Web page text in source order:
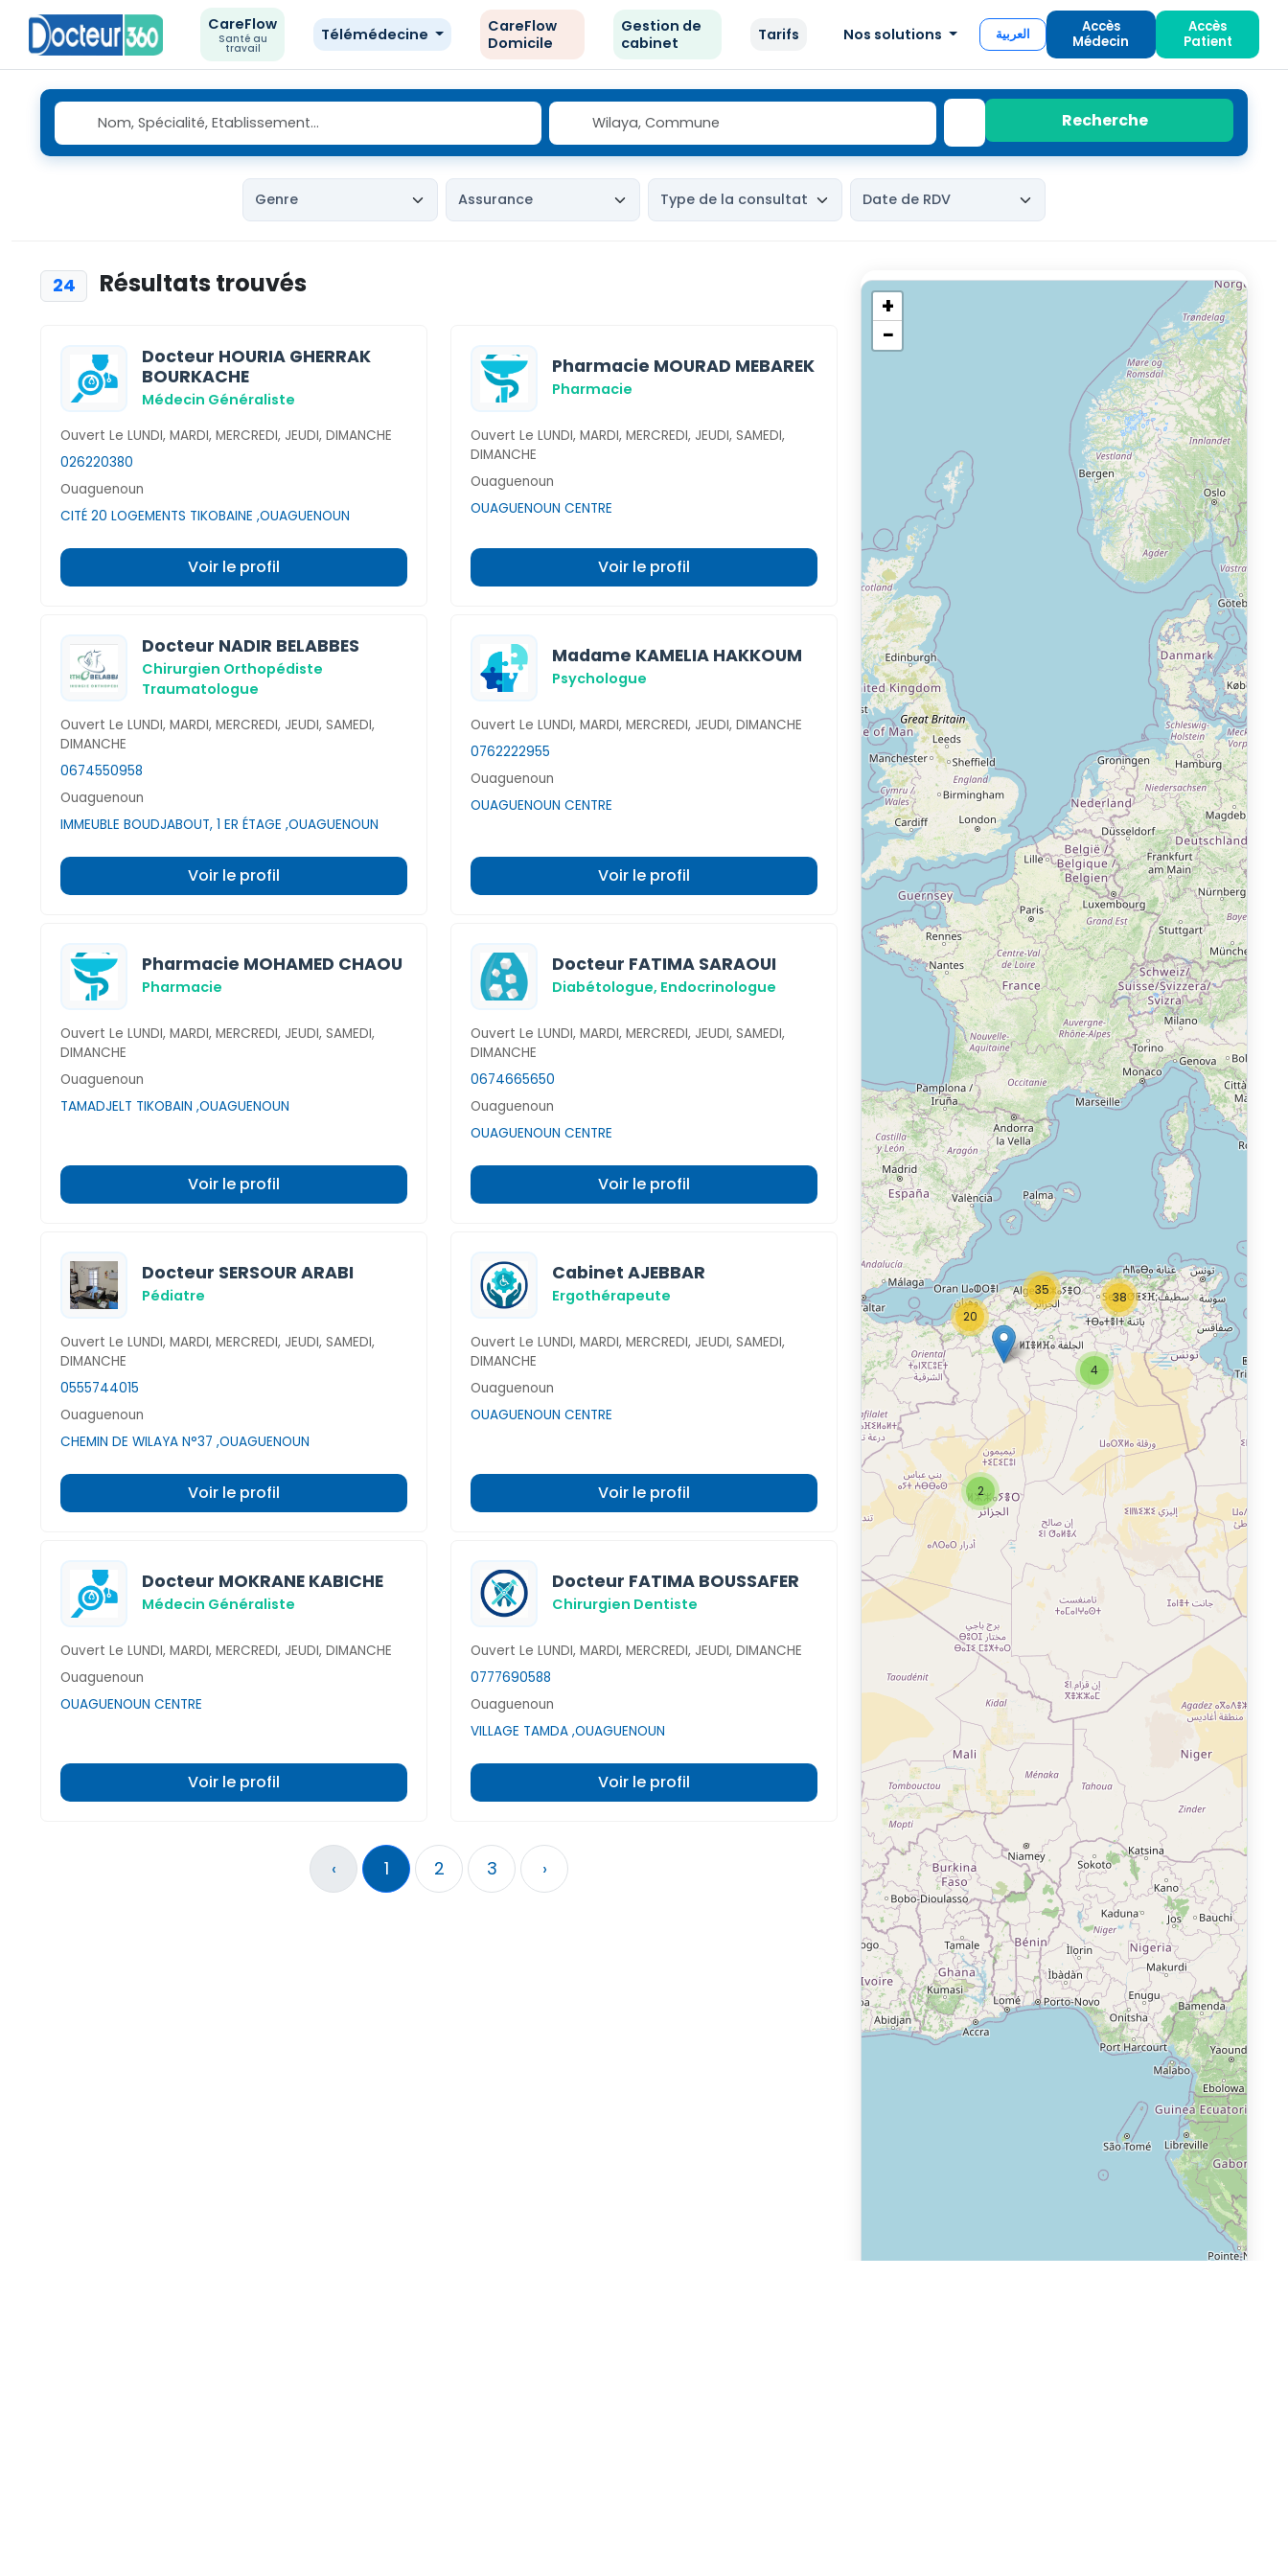
CareFlow
Santé au
travail
Télémédecine
CareFlow
Domicile
Gestion de
cabinet
Tarifs Nos solutions العربية
Accès
Médecin
Accès
Patient
Recherche
24 Résultats trouvés
Docteur HOURIA GHERRAK
BOURKACHE
Médecin Généraliste
Ouvert Le LUNDI, MARDI, MERCREDI, JEUDI, DIMANCHE
026220380
Ouaguenoun
CITÉ 20 LOGEMENTS TIKOBAINE ,OUAGUENOUN
Voir le profil
Pharmacie MOURAD MEBAREK
Pharmacie
Ouvert Le LUNDI, MARDI, MERCREDI, JEUDI, SAMEDI,
DIMANCHE
Ouaguenoun
OUAGUENOUN CENTRE
Voir le profil
Docteur NADIR BELABBES
Chirurgien Orthopédiste
Traumatologue
Ouvert Le LUNDI, MARDI, MERCREDI, JEUDI, SAMEDI,
DIMANCHE
0674550958
Ouaguenoun
IMMEUBLE BOUDJABOUT, 1 ER ÉTAGE ,OUAGUENOUN
Voir le profil
Madame KAMELIA HAKKOUM
Psychologue
Ouvert Le LUNDI, MARDI, MERCREDI, JEUDI, DIMANCHE
0762222955
Ouaguenoun
OUAGUENOUN CENTRE
Voir le profil
Pharmacie MOHAMED CHAOU
Pharmacie
Ouvert Le LUNDI, MARDI, MERCREDI, JEUDI, SAMEDI,
DIMANCHE
Ouaguenoun
TAMADJELT TIKOBAIN ,OUAGUENOUN
Voir le profil
Docteur FATIMA SARAOUI
Diabétologue, Endocrinologue
Ouvert Le LUNDI, MARDI, MERCREDI, JEUDI, SAMEDI,
DIMANCHE
0674665650
Ouaguenoun
OUAGUENOUN CENTRE
Voir le profil
Docteur SERSOUR ARABI
Pédiatre
Ouvert Le LUNDI, MARDI, MERCREDI, JEUDI, SAMEDI,
DIMANCHE
0555744015
Ouaguenoun
CHEMIN DE WILAYA N°37 ,OUAGUENOUN
Voir le profil
Cabinet AJEBBAR
Ergothérapeute
Ouvert Le LUNDI, MARDI, MERCREDI, JEUDI, SAMEDI,
DIMANCHE
Ouaguenoun
OUAGUENOUN CENTRE
Voir le profil
Docteur MOKRANE KABICHE
Médecin Généraliste
Ouvert Le LUNDI, MARDI, MERCREDI, JEUDI, DIMANCHE
Ouaguenoun
OUAGUENOUN CENTRE
Voir le profil
Docteur FATIMA BOUSSAFER
Chirurgien Dentiste
Ouvert Le LUNDI, MARDI, MERCREDI, JEUDI, DIMANCHE
0777690588
Ouaguenoun
VILLAGE TAMDA ,OUAGUENOUN
Voir le profil
‹ 1 2 3 ›
4
2
20
38
35
+
−